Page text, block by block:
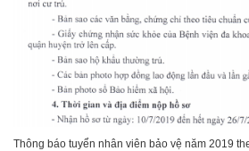
Thông báo tuyển nhân viên bảo vệ năm 2019